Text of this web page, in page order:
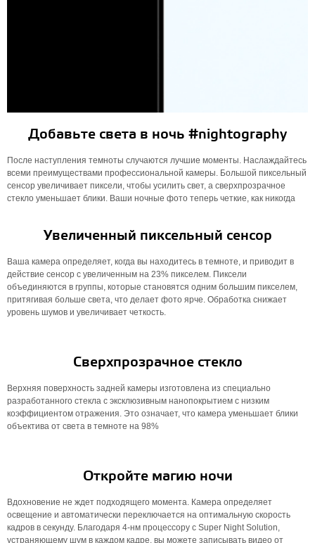
Добавьте света в ночь #nightography
После наступления темноты случаются лучшие моменты. Наслаждайтесь
всеми преимуществами профессиональной камеры. Большой пиксельный
сенсор увеличивает пиксели, чтобы усилить свет, а сверхпрозрачное
стекло уменьшает блики. Ваши ночные фото теперь четкие, как никогда
Увеличенный пиксельный сенсор
Ваша камера определяет, когда вы находитесь в темноте, и приводит в
действие сенсор с увеличенным на 23% пикселем. Пиксели
объединяются в группы, которые становятся одним большим пикселем,
притягивая больше света, что делает фото ярче. Обработка снижает
уровень шумов и увеличивает четкость.
Сверхпрозрачное стекло
Верхняя поверхность задней камеры изготовлена ​​из специально
разработанного стекла с эксклюзивным нанопокрытием с низким
коэффициентом отражения. Это означает, что камера уменьшает блики
объектива от света в темноте на 98%
Откройте магию ночи
Вдохновение не ждет подходящего момента. Камера определяет
освещение и автоматически переключается на оптимальную скорость
кадров в секунду. Благодаря 4-нм процессору с Super Night Solution,
устраняющему шум в каждом кадре, вы можете записывать видео от